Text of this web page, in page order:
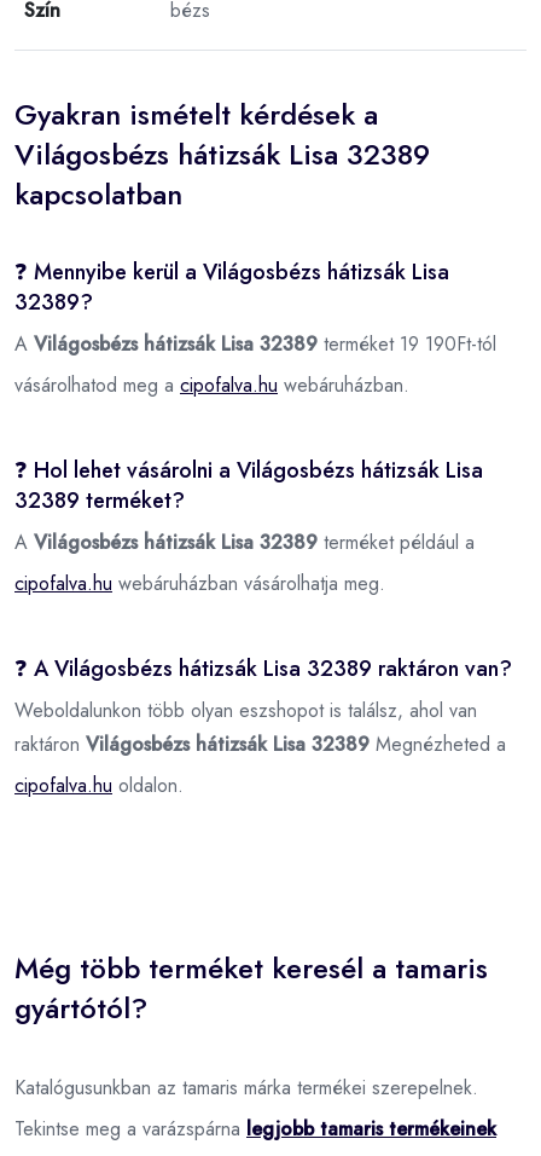
Szín bézs
Gyakran ismételt kérdések a
Világosbézs hátizsák Lisa 32389
kapcsolatban
❓ Mennyibe kerül a Világosbézs hátizsák Lisa
32389?
A Világosbézs hátizsák Lisa 32389 terméket 19 190Ft-tól
vásárolhatod meg a cipofalva.hu webáruházban.
❓ Hol lehet vásárolni a Világosbézs hátizsák Lisa
32389 terméket?
A Világosbézs hátizsák Lisa 32389 terméket például a
cipofalva.hu webáruházban vásárolhatja meg.
❓ A Világosbézs hátizsák Lisa 32389 raktáron van?
Weboldalunkon több olyan eszshopot is találsz, ahol van
raktáron Világosbézs hátizsák Lisa 32389 Megnézheted a
cipofalva.hu oldalon.
Még több terméket keresél a tamaris
gyártótól?
Katalógusunkban az tamaris márka termékei szerepelnek.
Tekintse meg a varázspárna legjobb tamaris termékeinek